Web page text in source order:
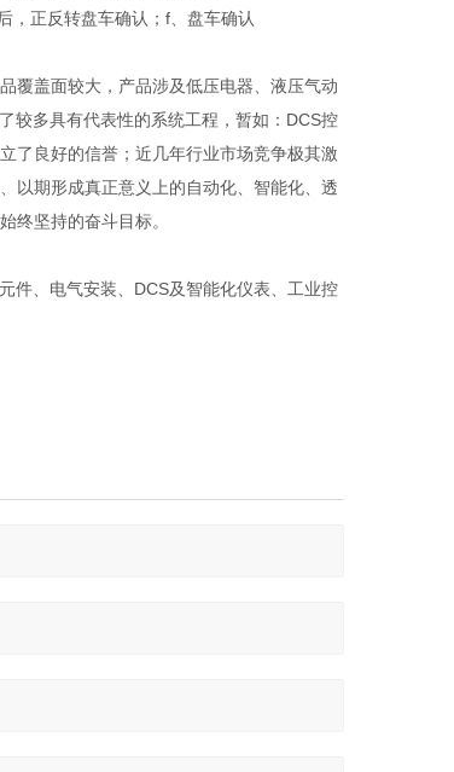
，正反转盘车确认；f、盘车确认
覆盖面较大，产品涉及低压电器、液压气动
较多具有代表性的系统工程，暂如：DCS控
了良好的信誉；近几年行业市场竞争极其激
以期形成真正意义上的自动化、智能化、透
终坚持的奋斗目标。
件、电气安装、DCS及智能化仪表、工业控